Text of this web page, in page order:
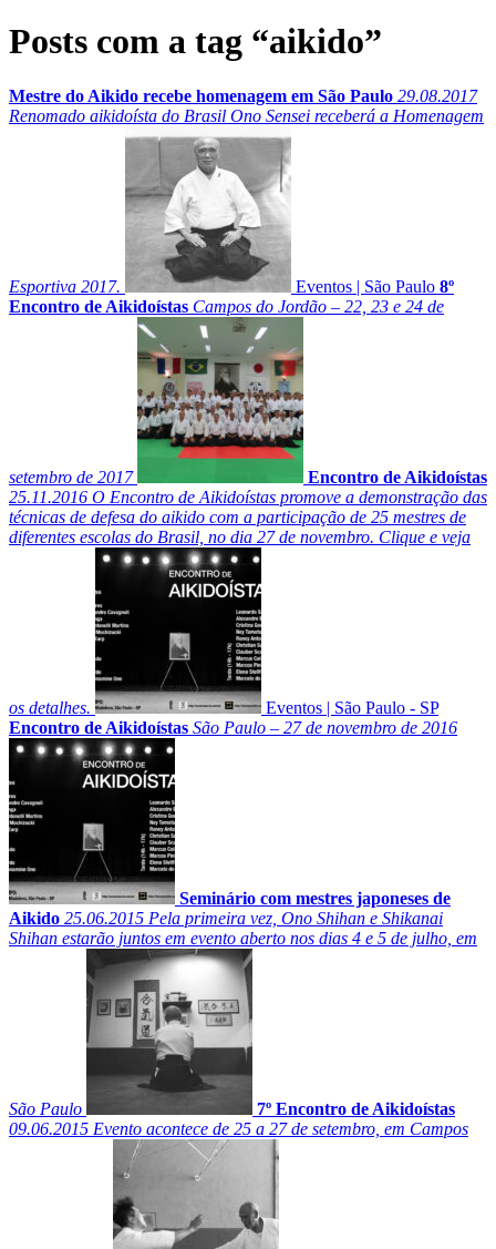
Posts com a tag “aikido”
Mestre do Aikido recebe homenagem em São Paulo 29.08.2017
Renomado aikidoísta do Brasil Ono Sensei receberá a Homenagem
Esportiva 2017. Eventos | São Paulo 8º
Encontro de Aikidoístas Campos do Jordão – 22, 23 e 24 de
setembro de 2017
Encontro de Aikidoístas
25.11.2016 O Encontro de Aikidoístas promove a demonstração das
técnicas de defesa do aikido com a participação de 25 mestres de
diferentes escolas do Brasil, no dia 27 de novembro. Clique e veja
os detalhes. Eventos | São Paulo - SP
Encontro de Aikidoístas São Paulo – 27 de novembro de 2016
Seminário com mestres japoneses de
Aikido 25.06.2015 Pela primeira vez, Ono Shihan e Shikanai
Shihan estarão juntos em evento aberto nos dias 4 e 5 de julho, em
São Paulo
7º Encontro de Aikidoístas
09.06.2015 Evento acontece de 25 a 27 de setembro, em Campos